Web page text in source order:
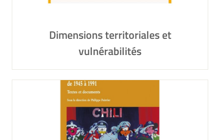
Dimensions territoriales et
vulnérabilités